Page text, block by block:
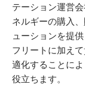
テーション運営
ネルギーの購入
ューションを提
フリートに加え
適化することに
役立ちます。